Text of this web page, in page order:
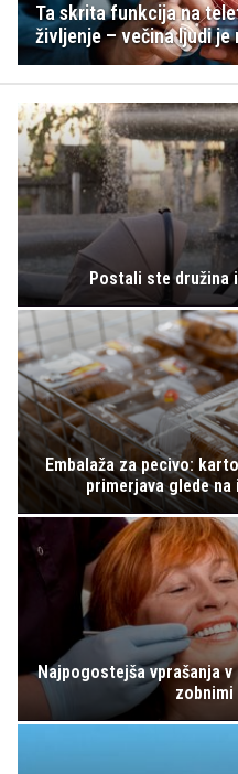
Ta skrita funkcija na
življenje – večina ljudi je
Postali ste družina
Embalaža za pecivo:
primerjava glede
Najpogostejša vprašanja